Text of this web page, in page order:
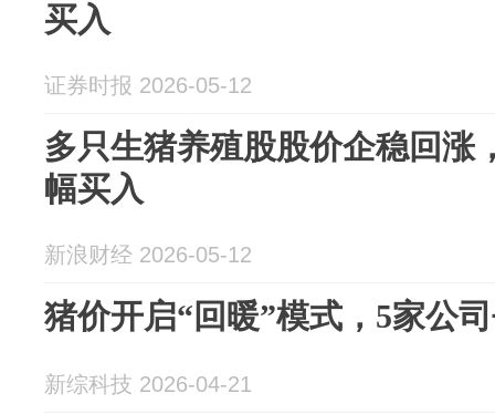
买入
证券时报 2026-05-12
多只生猪养殖股股价企稳回涨
幅买入
新浪财经 2026-05-12
猪价开启“回暖”模式，5家公
新综科技 2026-04-21